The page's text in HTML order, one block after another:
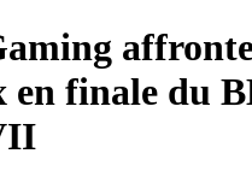
en finale du